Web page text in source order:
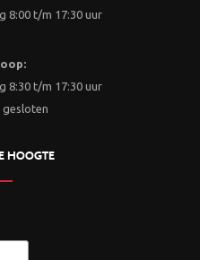
8:00 t/m 17:30 uur
8:30 t/m 17:30 uur
HOOGTE